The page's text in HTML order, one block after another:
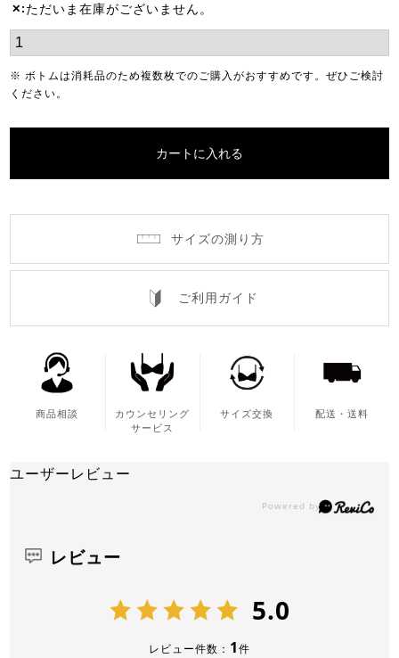
✕ ただいま在庫がございません。
※ ボトムは消耗品のため複数枚でのご購入がおすすめです。ぜひご検討
ください。
カートに入れる
サイズの測り方
ご利用ガイド
商品相談
カウンセリング
サービス
サイズ交換 配送・送料
ユーザーレビュー
レビュー
5.0
レビュー件数： 1件